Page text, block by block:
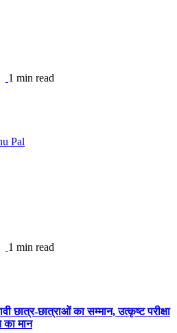
1 min read
Pal
1 min read
छात्र-छात्राओं का सम्मान, उत्कृष्ट परीक्षा
का मान